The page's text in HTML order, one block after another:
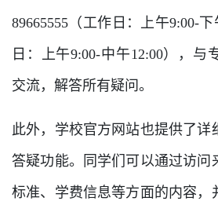
89665555（工作日：上午9:00-
日：上午9:00-中午12:00），与
交流，解答所有疑问。
此外，学校官方网站也提供了详
答疑功能。同学们可以通过访问
标准、学费信息等方面的内容，